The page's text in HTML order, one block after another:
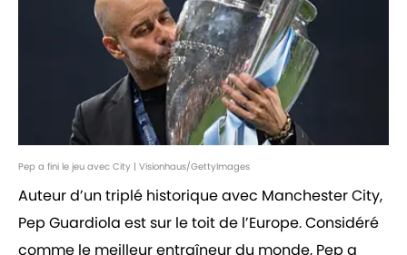
Pep a fini le jeu avec City | Visionhaus/GettyImages
Auteur d’un triplé historique avec Manchester City,
Pep Guardiola est sur le toit de l’Europe. Considéré
comme le meilleur entraîneur du monde, Pep a